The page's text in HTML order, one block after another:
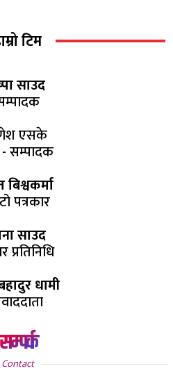
टिम
साउद
एसके
सम्पादक
पत्रकार
साउद
प्रतिनिधि
धामी
Contact